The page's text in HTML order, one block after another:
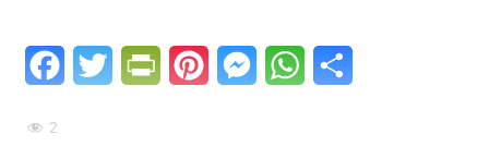
FacebookTwitter PrintFriendly
PinterestMessengerWhatsApp
2